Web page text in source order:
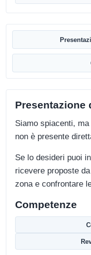
Presentazione
Siamo spiacenti,
non è presente
Se lo desideri puoi
ricevere proposte
zona e confrontare
Competenze